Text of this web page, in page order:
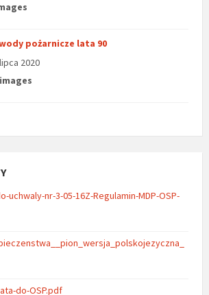
pożarnicze lata 90
2020
uchwaly-nr-3-05-16Z-Regulamin-MDP-OSP-
do-OSP.pdf